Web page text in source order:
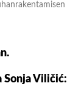
Sonja Viličić: